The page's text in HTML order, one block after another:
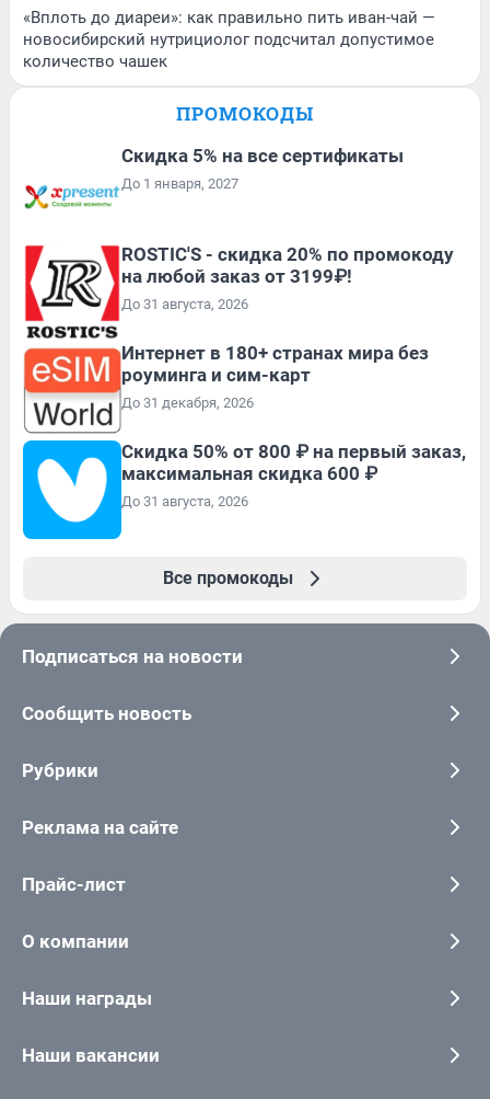
«Вплоть до диареи»: как правильно пить иван-чай —
новосибирский нутрициолог подсчитал допустимое
количество чашек
ПРОМОКОДЫ
Скидка 5% на все сертификаты
До 1 января, 2027
ROSTIC'S - скидка 20% по промокоду
на любой заказ от 3199₽!
До 31 августа, 2026
Интернет в 180+ странах мира без
роуминга и сим-карт
До 31 декабря, 2026
Скидка 50% от 800 ₽ на первый заказ,
максимальная скидка 600 ₽
До 31 августа, 2026
Все промокоды
Подписаться на новости
Сообщить новость
Рубрики
Реклама на сайте
Прайс-лист
О компании
Наши награды
Наши вакансии